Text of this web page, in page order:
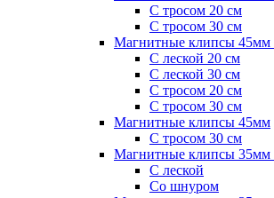
С тросом 20 см
С тросом 30 см
Магнитные клипсы 45мм
С леской 20 см
С леской 30 см
С тросом 20 см
С тросом 30 см
Магнитные клипсы 45мм
С тросом 30 см
Магнитные клипсы 35мм
С леской
Со шнуром